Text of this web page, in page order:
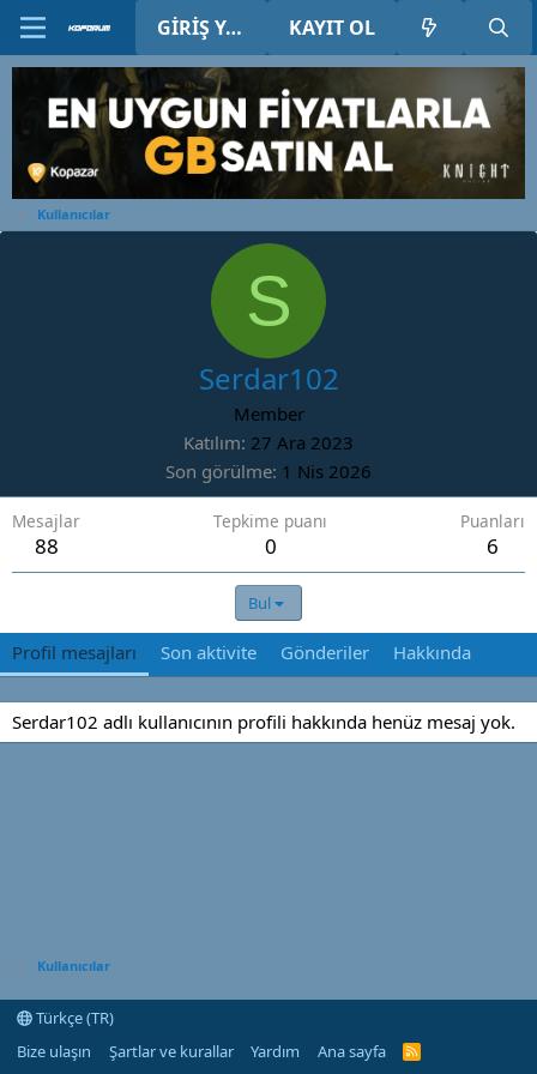
GIRIŞ YAP KAYIT OL
Kullanıcılar
S
Serdar102
Member
Katılım 27 Ara 2023
Son görülme 1 Nis 2026
Mesajlar
88
Tepkime puanı
0
Puanları
6
Bul
Profil mesajları Son aktivite Gönderiler Hakkında
Serdar102 adlı kullanıcının profili hakkında henüz mesaj yok.
Kullanıcılar
Türkçe (TR)
Bize ulaşın
Şartlar ve kurallar Yardım Ana sayfa
R